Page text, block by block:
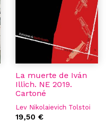
La muerte de Iván
Illich. NE 2019.
Cartoné
Lev Nikolaievich Tolstoi
19,50 €